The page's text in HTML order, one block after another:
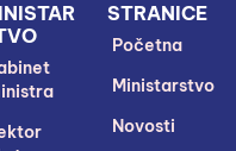
STRANICE
Početna
Ministarstvo
Novosti